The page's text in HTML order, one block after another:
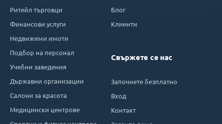
Ритейл търговци
Финансови услуги
Недвижими имоти
Подбор на персонал
Учебни заведения
Държавни организации
Салони за красота
Медицински центрове
Блог
Клиенти
Свържете се нас
Започнете безплатно
Вход
Контакт